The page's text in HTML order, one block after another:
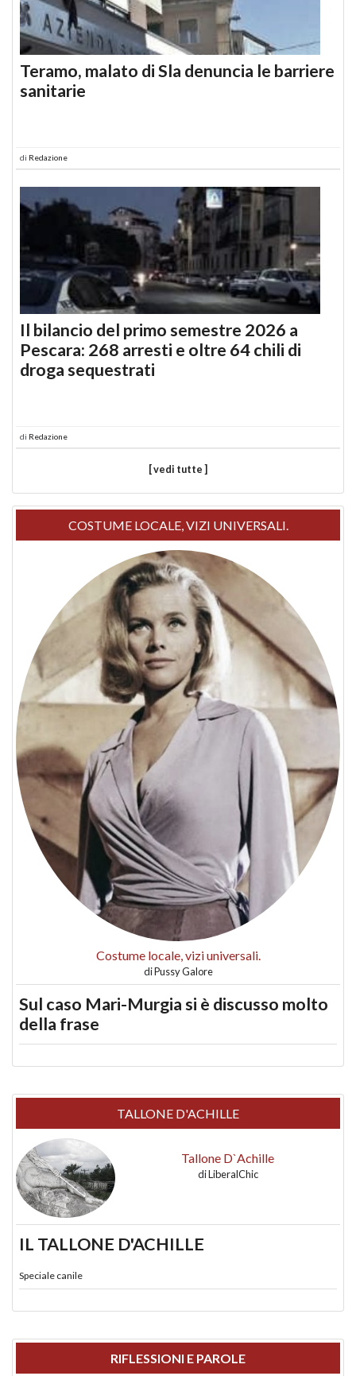
Teramo, malato di Sla denuncia le barriere
sanitarie
di Redazione
Il bilancio del primo semestre 2026 a
Pescara: 268 arresti e oltre 64 chili di
droga sequestrati
di Redazione
[ vedi tutte ]
COSTUME LOCALE, VIZI UNIVERSALI.
Costume locale, vizi universali.
diPussy Galore
Sul caso Mari-Murgia si è discusso molto
della frase
TALLONE D'ACHILLE
Tallone D`Achille
diLiberalChic
IL TALLONE D'ACHILLE
Speciale canile
RIFLESSIONI E PAROLE